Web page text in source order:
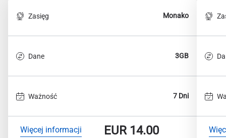
Zasięg Monako
Dane 3GB
Ważność 7 Dni
Więcej informacji EUR14.00